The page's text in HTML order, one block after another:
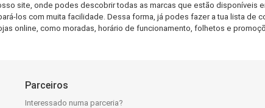
site, onde podes descobrir todas as marcas que estão disponíveis
los com muita facilidade. Dessa forma, já podes fazer a tua lista de
online, como moradas, horário de funcionamento, folhetos e
Parceiros
Interessado numa parceria?